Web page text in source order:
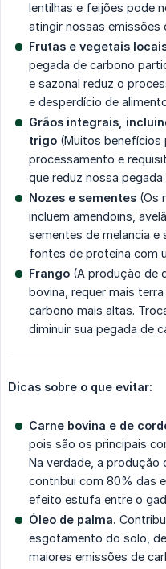
lentilhas e feijões pode
atingir nossas emissões
Frutas e vegetais
pegada de carbono
e sazonal reduz o
e desperdício de
Grãos integrais,
trigo (Muitos benefícios
processamento e
que reduz nossa pegada
Nozes e sementes (Os
incluem amendoins,
sementes de melancia
fontes de proteína com
Frango (A produção de
bovina, requer mais
carbono mais altas.
diminuir sua pegada de
Dicas sobre o que evitar:
Carne bovina e de
pois são os principais
Na verdade, a produção
contribui com 80% das
efeito estufa entre o
Óleo de palma.
esgotamento do solo,
maiores emissões de